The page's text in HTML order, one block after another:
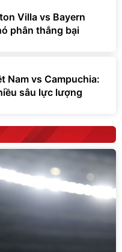
Villa vs Bayern
phân thắng bại
Nam vs Campuchia:
sâu lực lượng